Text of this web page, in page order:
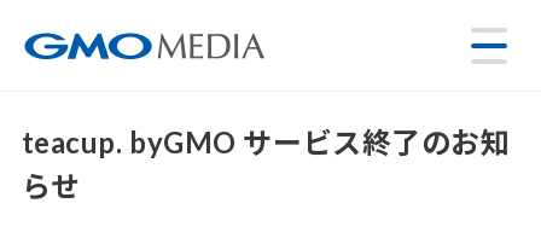
teacup. byGMO サービス終了のお知
らせ